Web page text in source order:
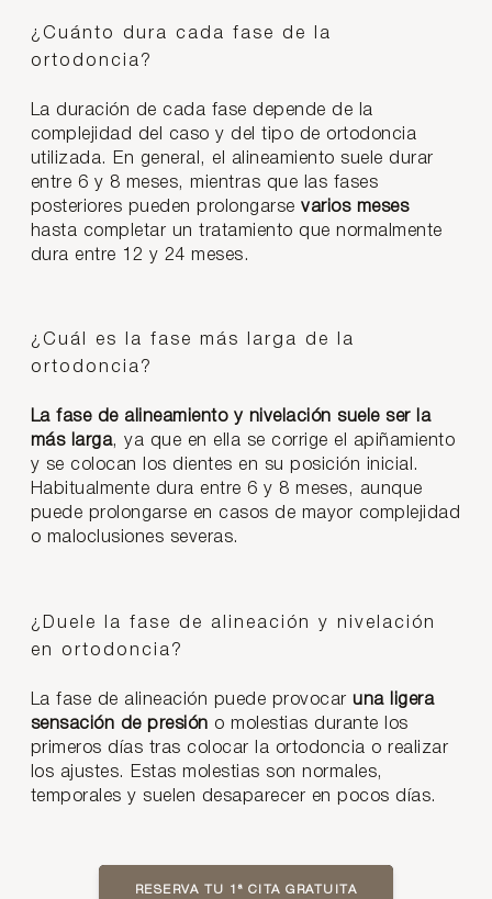
¿Cuánto dura cada fase de la
ortodoncia?
La duración de cada fase depende de la
complejidad del caso y del tipo de ortodoncia
utilizada. En general, el alineamiento suele durar
entre 6 y 8 meses, mientras que las fases
posteriores pueden prolongarsevarios meses
hasta completar un tratamiento que normalmente
dura entre 12 y 24 meses.
¿Cuál es la fase más larga de la
ortodoncia?
La fase de alineamiento y nivelación suele ser la
más larga, ya que en ella se corrige el apiñamiento
y se colocan los dientes en su posición inicial.
Habitualmente dura entre 6 y 8 meses, aunque
puede prolongarse en casos de mayor complejidad
o maloclusiones severas.
¿Duele la fase de alineación y nivelación
en ortodoncia?
La fase de alineación puede provocaruna ligera
sensación de presión o molestias durante los
primeros días tras colocar la ortodoncia o realizar
los ajustes. Estas molestias son normales,
temporales y suelen desaparecer en pocos días.
RESERVA TU 1ª CITA GRATUITA